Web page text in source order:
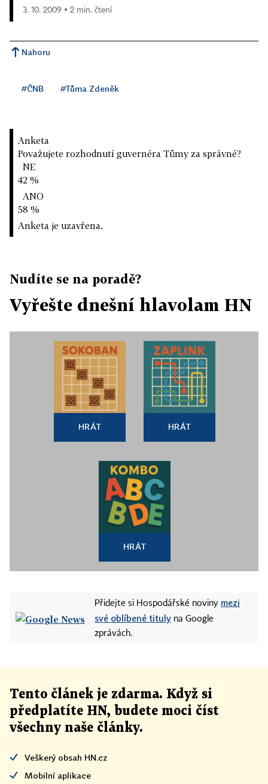
3. 10. 2009 ▪ 2 min. čtení
Nahoru
#ČNB #Tůma Zdeněk
Anketa
Považujete rozhodnutí guvernéra Tůmy za správné?
NE
42 %
ANO
58 %
Anketa je uzavřena.
Nudíte se na poradě?
Vyřešte dnešní hlavolam HN
HRÁT HRÁT
HRÁT
Přidejte si Hospodářské noviny mezi
své oblíbené tituly na Google
zprávách.
Tento článek je zdarma. Když si
předplatíte HN, budete moci číst
všechny naše články.
Veškerý obsah HN.cz
Mobilní aplikace